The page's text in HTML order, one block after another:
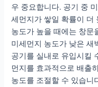
우 중요합니다. 공기 중
세먼지가 쌓일 확률이 더
농도가 높을 때에는 창문
미세먼지 농도가 낮은 새
공기를 실내로 유입시킬
먼지를 효과적으로 배출
농도를 조절할 수 있습니